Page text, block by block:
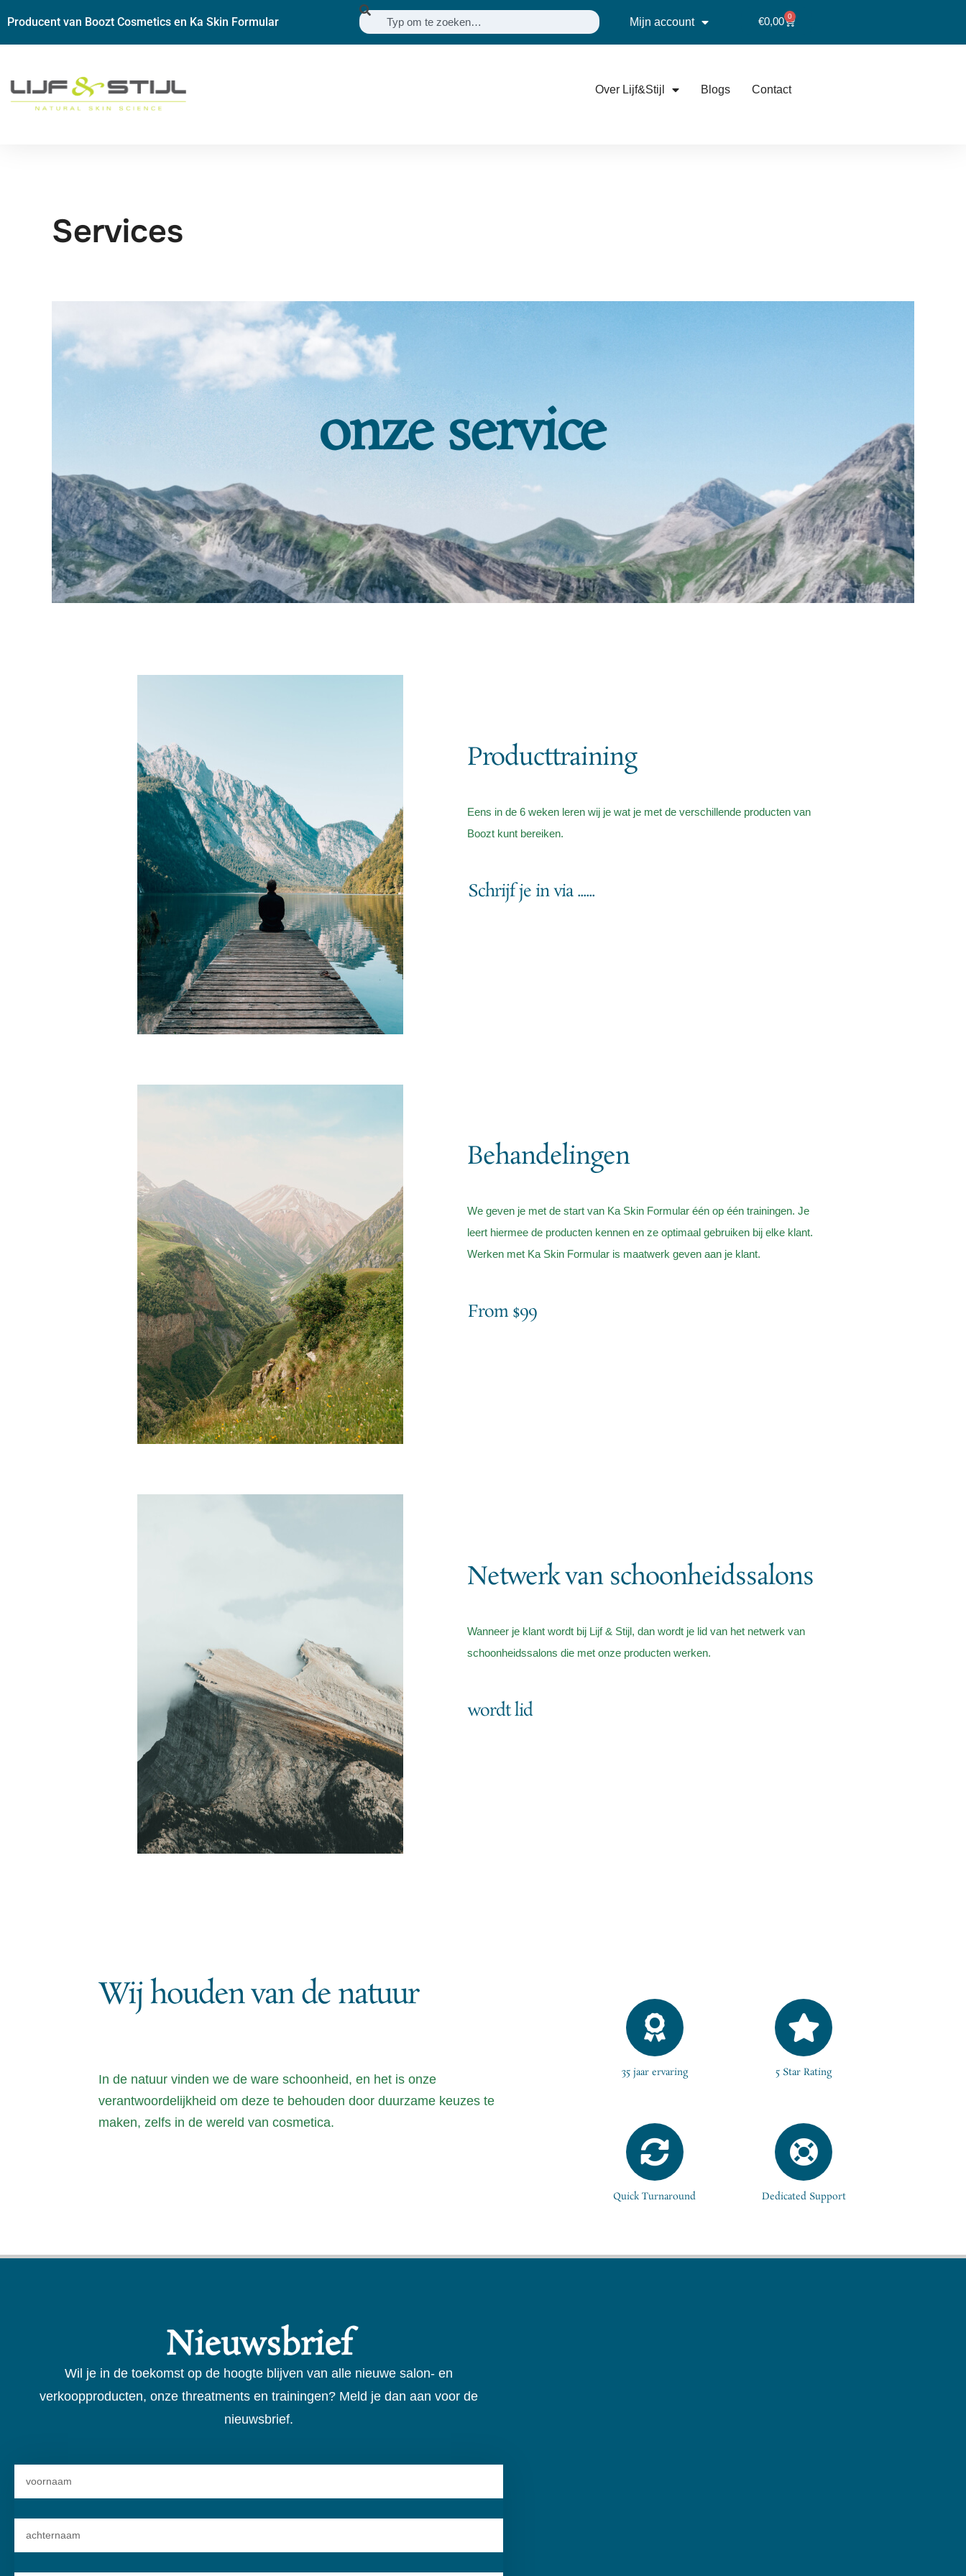
Producent van Boozt Cosmetics en Ka Skin Formular Mijn account €0,00 0
Over Lijf&Stijl Blogs Contact
Services
onze service
Producttraining
Eens in de 6 weken leren wij je wat je met de verschillende producten van
Boozt kunt bereiken.
Schrijf je in via ......
Behandelingen
We geven je met de start van Ka Skin Formular één op één trainingen. Je
leert hiermee de producten kennen en ze optimaal gebruiken bij elke klant.
Werken met Ka Skin Formular is maatwerk geven aan je klant.
From $99
Netwerk van schoonheidssalons
Wanneer je klant wordt bij Lijf & Stijl, dan wordt je lid van het netwerk van
schoonheidssalons die met onze producten werken.
wordt lid
Wij houden van de natuur
In de natuur vinden we de ware schoonheid, en het is onze
verantwoordelijkheid om deze te behouden door duurzame keuzes te
maken, zelfs in de wereld van cosmetica.
35 jaar ervaring 5 Star Rating
Quick Turnaround Dedicated Support
Nieuwsbrief
Wil je in de toekomst op de hoogte blijven van alle nieuwe salon- en
verkoopproducten, onze threatments en trainingen? Meld je dan aan voor de
nieuwsbrief.